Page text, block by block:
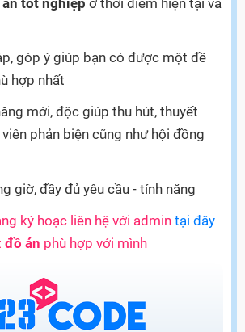
tốt nghiệp ở thời điểm hiện tại và
góp ý giúp bạn có được một đề
hợp nhất
mới, độc giúp thu hút, thuyết
phản biện cũng như hội đồng
giờ, đầy đủ yêu cầu - tính năng
ký hoạc liên hệ với admin tại đây
đồ án phù hợp với mình